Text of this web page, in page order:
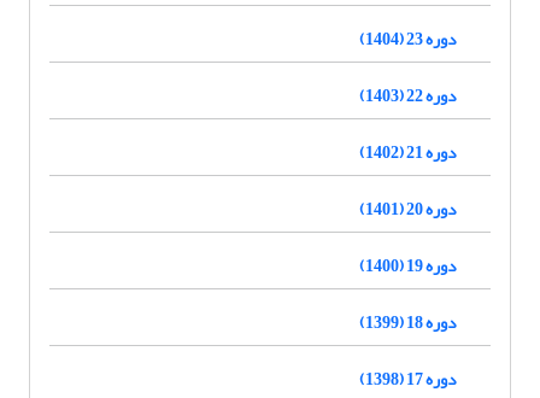
دوره 23 (1404)
دوره 22 (1403)
دوره 21 (1402)
دوره 20 (1401)
دوره 19 (1400)
دوره 18 (1399)
دوره 17 (1398)